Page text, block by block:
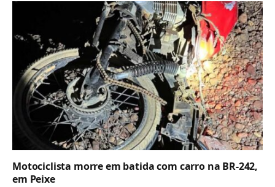
Motociclista morre em batida com carro na BR-242,
em Peixe